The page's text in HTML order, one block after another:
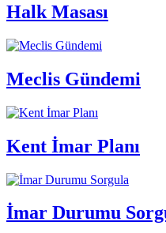
Halk Masası
Meclis Gündemi
Kent İmar Planı
İmar Durumu